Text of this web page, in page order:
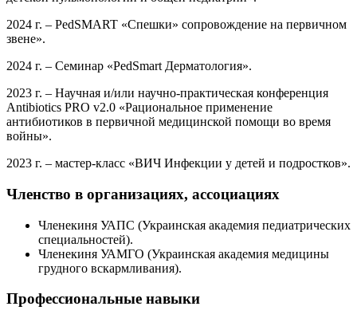
2024 г. – PedSMART «Спешки» сопровождение на первичном
звене».
2024 г. – Семинар «PedSmart Дерматология».
2023 г. – Научная и/или научно-практическая конференция
Antibiotics PRO v2.0 «Рациональное применение
антибиотиков в первичной медицинской помощи во время
войны».
2023 г. – мастер-класс «ВИЧ Инфекции у детей и подростков».
Членство в организациях, ассоциациях
Членекиня УАПС (Украинская академия педиатрических
специальностей).
Членекиня УАМГО (Украинская академия медицины
грудного вскармливания).
Профессиональные навыки